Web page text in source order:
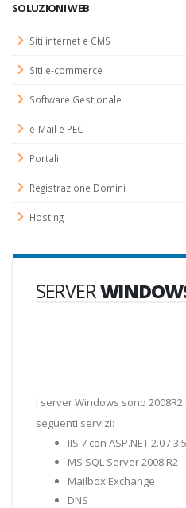
SOLUZIONI WEB
Siti internet e CMS
Siti e-commerce
Software Gestionale
e-Mail e PEC
Portali
Registrazione Domini
Hosting
SERVER
I server Windows sono
seguenti servizi:
IIS 7 con ASP.NET 2.0 /
MS SQL Server 2008 R2
Mailbox Exchange
DNS